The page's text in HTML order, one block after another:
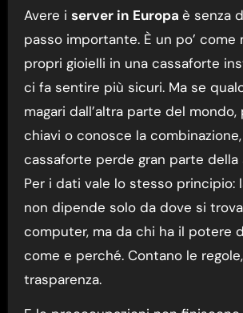
Avere i server in Europa è senza
passo importante. È un po’ come
propri gioielli in una cassaforte
ci fa sentire più sicuri. Ma se
magari dall’altra parte del
chiavi o conosce la
cassaforte perde gran parte della
Per i dati vale lo stesso principio:
non dipende solo da dove si
computer, ma da chi ha il potere
come e perché. Contano le
trasparenza.